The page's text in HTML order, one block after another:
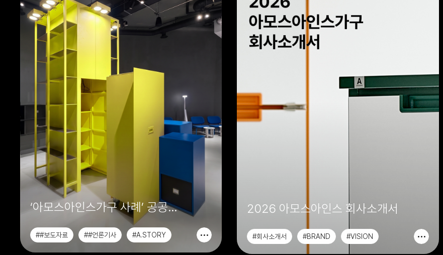
‘아모스아인스가구 사례’ 공공
사무가구 시장서 설계 역량 중요성
부각
##보도자료 ##언론기사 #A.STORY
2026 아모스아인스 회사소개서
#회사소개서 #BRAND
#VISION